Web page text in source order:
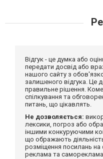
Відгук - це думка або
передати досвід або
нашого сайту з
залишеного відгука. Це
правильне рішення.
спілкування та
питань, що цікавлять.
Не дозволяється:
лексики, погроз або
іншими конкуруючими
що ображають діяльність
розміщення посилань на
реклама та